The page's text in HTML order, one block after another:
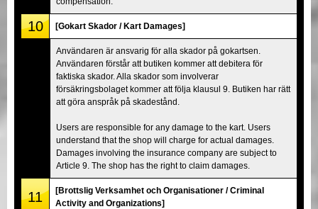
10 [Gokart Skador / Kart Damages]
Användaren är ansvarig för alla skador på gokartsen.
Användaren förstår att butiken kommer att debitera för
faktiska skador. Alla skador som involverar
försäkringsbolaget kommer att följa klausul 9. Butiken har rätt
att göra anspråk på skadestånd.
Users are responsible for any damage to the kart. Users
understand that the shop will charge for actual damages.
Damages involving the insurance company are subject to
Article 9. The shop has the right to claim damages.
11
[Brottslig Verksamhet och Organisationer / Criminal
Activity and Organizations]